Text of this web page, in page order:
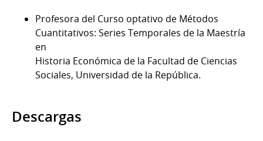
Profesora del Curso optativo de Métodos
Cuantitativos: Series Temporales de la Maestría
en
Historia Económica de la Facultad de Ciencias
Sociales, Universidad de la República.
Descargas